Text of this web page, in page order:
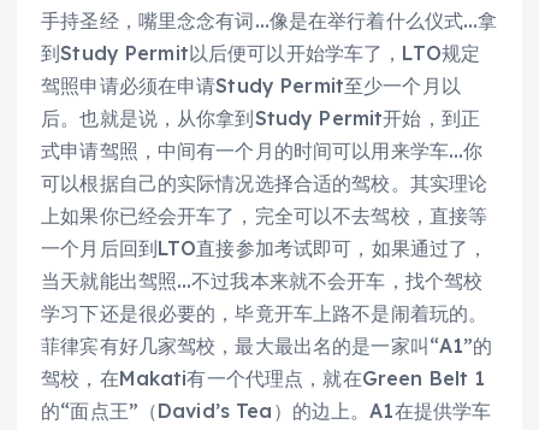
手持圣经，嘴里念念有词…像是在举行着什么仪式…拿
到Study Permit以后便可以开始学车了，LTO规定
驾照申请必须在申请Study Permit至少一个月以
后。也就是说，从你拿到Study Permit开始，到正
式申请驾照，中间有一个月的时间可以用来学车…你
可以根据自己的实际情况选择合适的驾校。其实理论
上如果你已经会开车了，完全可以不去驾校，直接等
一个月后回到LTO直接参加考试即可，如果通过了，
当天就能出驾照…不过我本来就不会开车，找个驾校
学习下还是很必要的，毕竟开车上路不是闹着玩的。
菲律宾有好几家驾校，最大最出名的是一家叫“A1”的
驾校，在Makati有一个代理点，就在Green Belt 1
的“面点王”（David’s Tea）的边上。A1在提供学车